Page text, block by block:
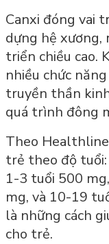
Canxi đóng vai
dựng hệ xương,
triển chiều cao.
nhiều chức
truyền thần
quá trình đông
Theo
trẻ theo độ
1-3 tuổi 500
mg, và 10-19
là những cách
cho trẻ.